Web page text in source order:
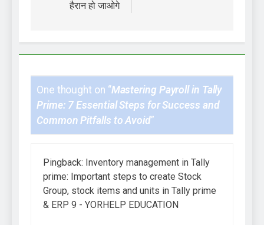
हैरान हो जाओगे
One thought on “Mastering Payroll in Tally
Prime: 7 Essential Steps for Success and
Common Pitfalls to Avoid”
Pingback: Inventory management in Tally
prime: Important steps to create Stock
Group, stock items and units in Tally prime
& ERP 9 - YORHELP EDUCATION